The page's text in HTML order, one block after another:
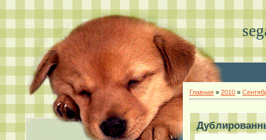
Главная » 2010 »